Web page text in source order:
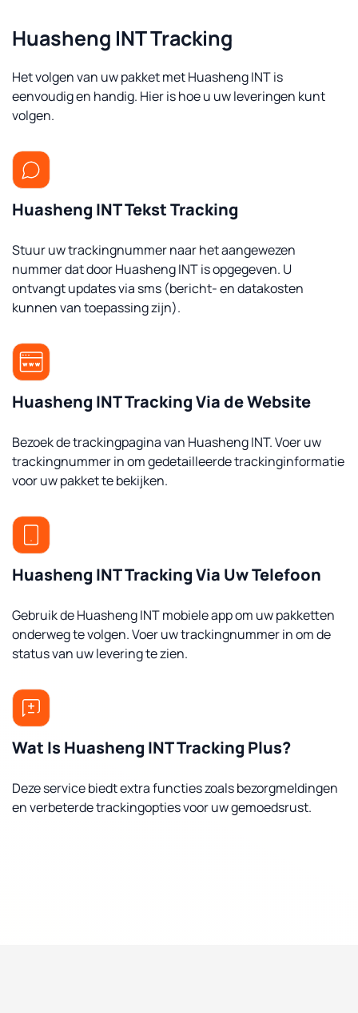
Huasheng INT Tracking
Het volgen van uw pakket met Huasheng INT is
eenvoudig en handig. Hier is hoe u uw leveringen kunt
volgen.
Huasheng INT Tekst Tracking
Stuur uw trackingnummer naar het aangewezen
nummer dat door Huasheng INT is opgegeven. U
ontvangt updates via sms (bericht- en datakosten
kunnen van toepassing zijn).
Huasheng INT Tracking Via de Website
Bezoek de trackingpagina van Huasheng INT. Voer uw
trackingnummer in om gedetailleerde trackinginformatie
voor uw pakket te bekijken.
Huasheng INT Tracking Via Uw Telefoon
Gebruik de Huasheng INT mobiele app om uw pakketten
onderweg te volgen. Voer uw trackingnummer in om de
status van uw levering te zien.
Wat Is Huasheng INT Tracking Plus?
Deze service biedt extra functies zoals bezorgmeldingen
en verbeterde trackingopties voor uw gemoedsrust.